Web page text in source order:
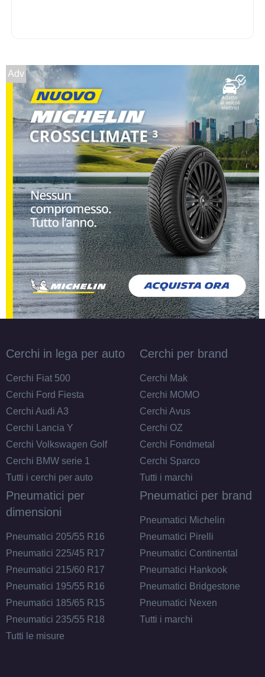
E C 71db
F B 71db
E C
Adv
Cerchi in lega per auto
Cerchi Fiat 500
Cerchi Ford Fiesta
Cerchi Audi A3
Cerchi Lancia Y
Cerchi Volkswagen Golf
Cerchi BMW serie 1
Tutti i cerchi per auto
Cerchi per brand
Cerchi Mak
Cerchi MOMO
Cerchi Avus
Cerchi OZ
Cerchi Fondmetal
Cerchi Sparco
Tutti i marchi
Pneumatici per
dimensioni
Pneumatici 205/55 R16
Pneumatici 225/45 R17
Pneumatici 215/60 R17
Pneumatici 195/55 R16
Pneumatici 185/65 R15
Pneumatici 235/55 R18
Tutti le misure
Pneumatici per brand
Pneumatici Michelin
Pneumatici Pirelli
Pneumatici Continental
Pneumatici Hankook
Pneumatici Bridgestone
Pneumatici Nexen
Tutti i marchi